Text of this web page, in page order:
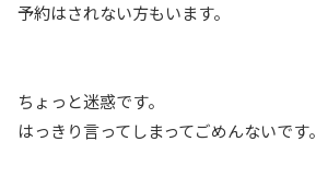
予約はされない方もいます。
ちょっと迷惑です。
はっきり言ってしまってごめんないです。